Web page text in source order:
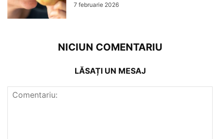
7 februarie 2026
NICIUN COMENTARIU
LĂSAȚI UN MESAJ